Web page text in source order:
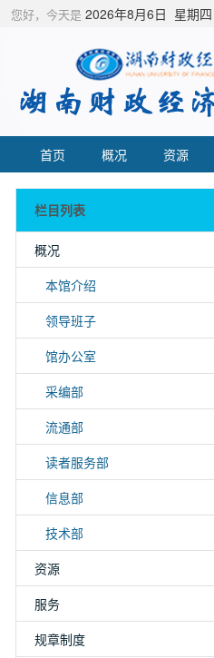
您好，今天是 2026年8月6日 星期四
首页 概况 资源
栏目列表
概况
本馆介绍
领导班子
馆办公室
采编部
流通部
读者服务部
信息部
技术部
资源
服务
规章制度